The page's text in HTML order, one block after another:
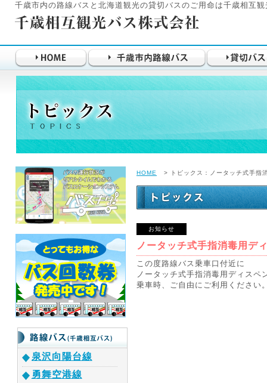
千歳市内の路線バスと北海道観光の貸切バスのご用命は千歳相互
HOME > トピックス：ノータッチ式手指
お知らせ
ノータッチ式手指消毒用デ
この度路線バス乗車口付近に
ノータッチ式手指消毒用ディス
乗車時、ご自由にご利用ください
泉沢向陽台線
勇舞空港線